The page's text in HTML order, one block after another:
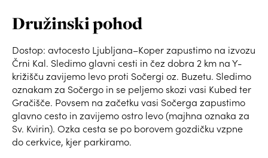
Družinski pohod
Dostop: avtocesto Ljubljana–Koper zapustimo na izvozu
Črni Kal. Sledimo glavni cesti in čez dobra 2 km na Y-
križišču zavijemo levo proti Sočergi oz. Buzetu. Sledimo
oznakam za Sočergo in se peljemo skozi vasi Kubed ter
Gračišče. Povsem na začetku vasi Sočerga zapustimo
glavno cesto in zavijemo ostro levo (majhna oznaka za
Sv. Kvirin). Ozka cesta se po borovem gozdičku vzpne
do cerkvice, kjer parkiramo.